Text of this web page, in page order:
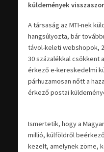
küldemények
A társaság az MTI-nek
hangsúlyozta, bár
távol-keleti webshopok,
30 százalékkal csökkent
érkező e-kereskedelmi
párhuzamosan nőtt a
érkező postai
Ismertetik, hogy a
millió, külföldről
kezelt, amelynek zöme,